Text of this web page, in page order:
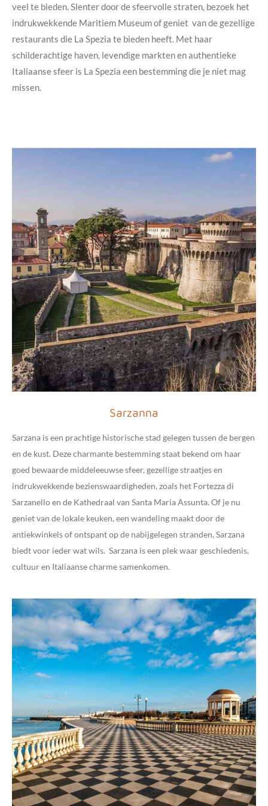
veel te bieden. Slenter door de sfeervolle straten, bezoek het
indrukwekkende Maritiem Museum of geniet van de gezellige
restaurants die La Spezia te bieden heeft. Met haar
schilderachtige haven, levendige markten en authentieke
Italiaanse sfeer is La Spezia een bestemming die je niet mag
missen.
Sarzanna
Sarzana is een prachtige historische stad gelegen tussen de bergen
en de kust. Deze charmante bestemming staat bekend om haar
goed bewaarde middeleeuwse sfeer, gezellige straatjes en
indrukwekkende bezienswaardigheden, zoals het Fortezza di
Sarzanello en de Kathedraal van Santa Maria Assunta. Of je nu
geniet van de lokale keuken, een wandeling maakt door de
antiekwinkels of ontspant op de nabijgelegen stranden, Sarzana
biedt voor ieder wat wils. Sarzana is een plek waar geschiedenis,
cultuur en Italiaanse charme samenkomen.